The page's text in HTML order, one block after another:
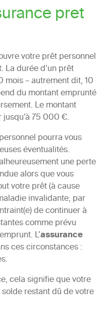
pret
votre prêt personnel
durée d’un prêt
mois – autrement dit, 10
du montant emprunté
Le montant
75 000 €.
pourra vous
éventualités.
une perte
alors que vous
votre prêt (à cause
invalidante, par
de continuer à
comme prévu
L’assurance
ces circonstances :
cela signifie que votre
restant dû de votre